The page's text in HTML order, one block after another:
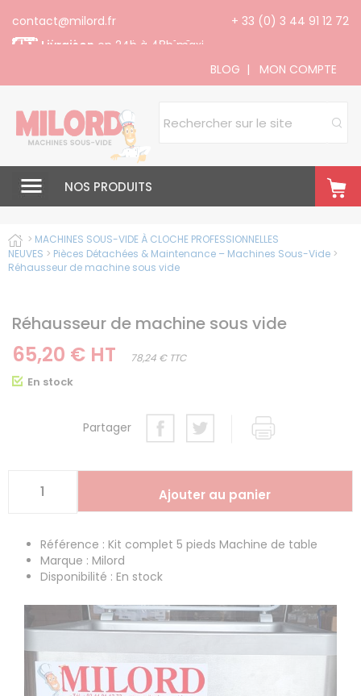
+ 33 (0) 3 44 91 12 72
contact@milord.fr
Livraison gratuite dès 140 € H.T
BLOG | MON COMPTE
NOS PRODUITS
> MACHINES SOUS-VIDE À CLOCHE PROFESSIONNELLES
NEUVES > Pièces Détachées & Maintenance – Machines Sous-Vide >
Réhausseur de machine sous vide
Réhausseur de machine sous vide
65,20 € HT 78,24 € TTC
En stock
Partager
Référence : Kit complet 5 pieds Machine de table
Marque : Milord
Disponibilité : En stock